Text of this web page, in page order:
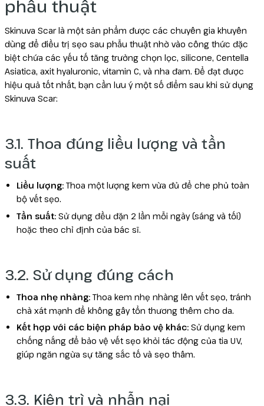
phẫu thuật
Skinuva Scar là một sản phẩm được các chuyên gia khuyên
dùng để điều trị sẹo sau phẫu thuật nhờ vào công thức đặc
biệt chứa các yếu tố tăng trưởng chọn lọc, silicone, Centella
Asiatica, axit hyaluronic, vitamin C, và nha đam. Để đạt được
hiệu quả tốt nhất, bạn cần lưu ý một số điểm sau khi sử dụng
Skinuva Scar:
3.1. Thoa đúng liều lượng và tần
suất
Liều lượng:Thoa một lượng kem vừa đủ để che phủ toàn
bộ vết sẹo.
Tần suất:Sử dụng đều đặn 2 lần mỗi ngày (sáng và tối)
hoặc theo chỉ định của bác sĩ.
3.2. Sử dụng đúng cách
Thoa nhẹ nhàng:Thoa kem nhẹ nhàng lên vết sẹo, tránh
chà xát mạnh để không gây tổn thương thêm cho da.
Kết hợp với các biện pháp bảo vệ khác:Sử dụng kem
chống nắng để bảo vệ vết sẹo khỏi tác động của tia UV,
giúp ngăn ngừa sự tăng sắc tố và sẹo thâm.
3.3. Kiên trì và nhẫn nại